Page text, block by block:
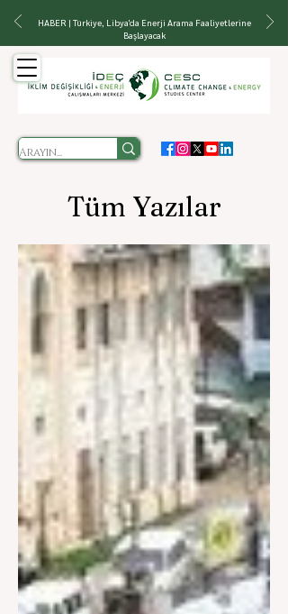
HABER | Türkiye, Libya'da Enerji Arama Faaliyetlerine
Başlayacak
Tüm Yazılar